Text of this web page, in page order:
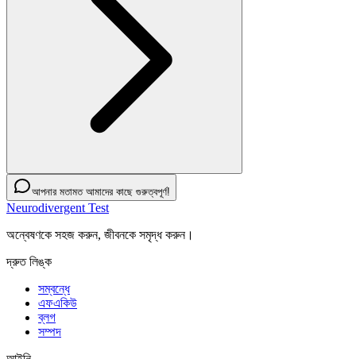
আপনার মতামত আমাদের কাছে গুরুত্বপূর্ণ!
Neurodivergent Test
অন্বেষণকে সহজ করুন, জীবনকে সমৃদ্ধ করুন।
দ্রুত লিঙ্ক
সম্বন্ধে
এফএকিউ
ব্লগ
সম্পদ